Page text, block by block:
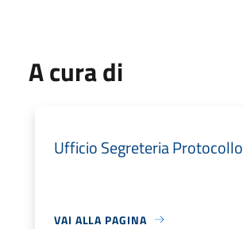
A cura di
Ufficio Segreteria Protocollo
VAI ALLA PAGINA